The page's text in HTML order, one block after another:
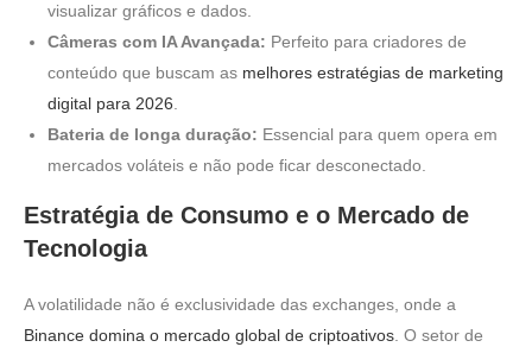
visualizar gráficos e dados.
Câmeras com IA Avançada: Perfeito para criadores de
conteúdo que buscam as melhores estratégias de marketing
digital para 2026
Bateria de longa duração: Essencial para quem opera em
mercados voláteis e não pode ficar desconectado.
Estratégia de Consumo e o Mercado de
Tecnologia
A volatilidade não é exclusividade das exchanges, onde a
Binance domina o mercado global de criptoativos . O setor de